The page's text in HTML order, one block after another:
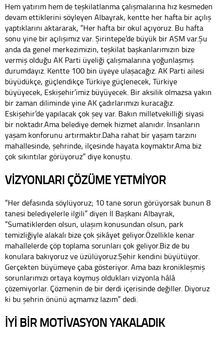
Hem yatırım hem de teşkilatlanma çalışmalarına hız kesmeden
devam ettiklerini söyleyen Albayrak, kentte her hafta bir açılış
yaptıklarını aktararak, “Her hafta bir okul açıyoruz. Bu hafta
sonu yine bir açılışımız var. Şirintepe’de büyük bir ASM var.Şu
anda da genel merkezimizin, teşkilat başkanlarımızın bize
vermiş olduğu AK Parti üyeliği çalışmalarına yoğunlaşmış
durumdayız. Kentte 100 bin üyeye ulaşacağız. AK Parti ailesi
büyüdükçe, güçlendikçe Türkiye güçlenecek, Türkiye
büyüyecek, Eskişehir’imiz büyüyecek. Bir aksilik olmazsa yakın
bir zaman diliminde yine AK çadırlarımızı kuracağız.
Eskişehir’de yapılacak çok şey var. Bakın milletvekilliği siyasi
bir noktadır.Ama belediye demek hizmet alanıdır. İnsanların
yaşam konforunu artırmaktır.Daha rahat bir yaşam tarzını
mahallesinde, şehrinde, ilçesinde hayata koymaktır.Ama biz
çok sıkıntılar görüyoruz” diye konuştu.
VİZYONLARI ÇÖZÜME YETMİYOR
“Her defasında söylüyoruz; 10 tane sorun görüyorsak bunun 8
tanesi belediyelerle ilgili” diyen İl Başkanı Albayrak,
“Sumatiklerden olsun, ulaşım konusundan olsun, park
temizliğiyle alakalı bize çok şikâyet geliyor.Özellikle kenar
mahallelerde çöp toplama sorunları çok geliyor.Biz de bu
konulara bakıyoruz ve üzülüyoruz.Şehir kendini büyütüyor.
Gerçekten büyümeye çaba gösteriyor. Ama bazı kronikleşmiş
sorunlarımızı ortaya koymuş oldukları vizyonla hâlâ
çözemiyorlar. Çözmenin de bir derdi içerisinde değiller. Diyoruz
ki bu şehrin önünü açmamız lazım” dedi.
İYİ BİR MOTİVASYON YAKALADIK